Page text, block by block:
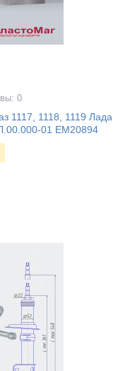
0
1117, 1118, 1119 Лада
01 EM20894